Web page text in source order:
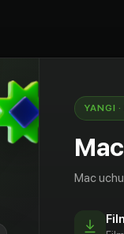
на телах.
сердце
сержантом
открытия
тревожную
YANGI
Mac